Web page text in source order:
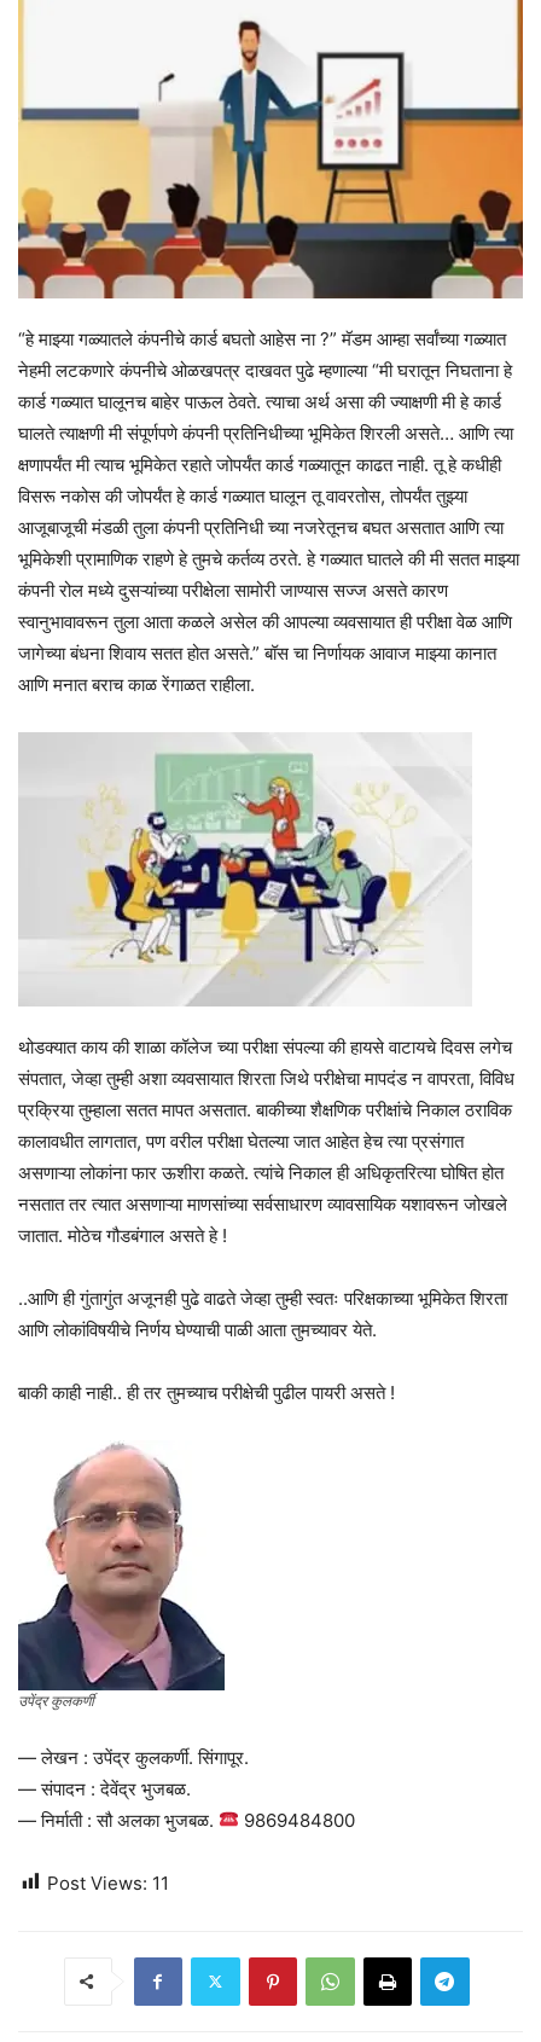
“हे माझ्या गळ्यातले कंपनीचे कार्ड बघतो आहेस ना ?” मॅडम आम्हा सर्वांच्या गळ्यात
नेहमी लटकणारे कंपनीचे ओळखपत्र दाखवत पुढे म्हणाल्या “मी घरातून निघताना हे
कार्ड गळ्यात घालूनच बाहेर पाऊल ठेवते. त्याचा अर्थ असा की ज्याक्षणी मी हे कार्ड
घालते त्याक्षणी मी संपूर्णपणे कंपनी प्रतिनिधीच्या भूमिकेत शिरली असते… आणि त्या
क्षणापर्यंत मी त्याच भूमिकेत रहाते जोपर्यंत कार्ड गळ्यातून काढत नाही. तू हे कधीही
विसरू नकोस की जोपर्यंत हे कार्ड गळ्यात घालून तू वावरतोस, तोपर्यंत तुझ्या
आजूबाजूची मंडळी तुला कंपनी प्रतिनिधी च्या नजरेतूनच बघत असतात आणि त्या
भूमिकेशी प्रामाणिक राहणे हे तुमचे कर्तव्य ठरते. हे गळ्यात घातले की मी सतत माझ्या
कंपनी रोल मध्ये दुसऱ्यांच्या परीक्षेला सामोरी जाण्यास सज्ज असते कारण
स्वानुभावावरून तुला आता कळले असेल की आपल्या व्यवसायात ही परीक्षा वेळ आणि
जागेच्या बंधना शिवाय सतत होत असते.” बॉस चा निर्णायक आवाज माझ्या कानात
आणि मनात बराच काळ रेंगाळत राहीला.
थोडक्यात काय की शाळा कॉलेज च्या परीक्षा संपल्या की हायसे वाटायचे दिवस लगेच
संपतात, जेव्हा तुम्ही अशा व्यवसायात शिरता जिथे परीक्षेचा मापदंड न वापरता, विविध
प्रक्रिया तुम्हाला सतत मापत असतात. बाकीच्या शैक्षणिक परीक्षांचे निकाल ठराविक
कालावधीत लागतात, पण वरील परीक्षा घेतल्या जात आहेत हेच त्या प्रसंगात
असणाऱ्या लोकांना फार ऊशीरा कळते. त्यांचे निकाल ही अधिकृतरित्या घोषित होत
नसतात तर त्यात असणाऱ्या माणसांच्या सर्वसाधारण व्यावसायिक यशावरून जोखले
जातात. मोठेच गौडबंगाल असते हे !
..आणि ही गुंतागुंत अजूनही पुढे वाढते जेव्हा तुम्ही स्वतः परिक्षकाच्या भूमिकेत शिरता
आणि लोकांविषयीचे निर्णय घेण्याची पाळी आता तुमच्यावर येते.
बाकी काही नाही.. ही तर तुमच्याच परीक्षेची पुढील पायरी असते !
उपेंद्र कुलकर्णी
— लेखन : उपेंद्र कुलकर्णी. सिंगापूर.
— संपादन : देवेंद्र भुजबळ.
— निर्माती : सौ अलका भुजबळ.
9869484800
Post Views: 11